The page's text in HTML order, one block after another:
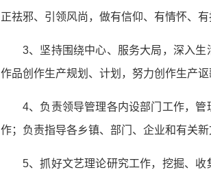
正祛邪、引领风尚，做有信仰、有情怀、有
3、坚持围绕中心、服务大局，深入
作品创作生产规划、计划，努力创作生产
4、负责领导管理各内设部门工作，
作；负责指导各乡镇、部门、企业和有关新
5、抓好文艺理论研究工作，挖掘、